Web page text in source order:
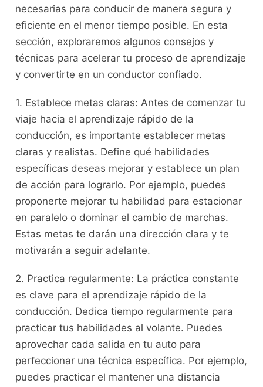
necesarias ⁤para conducir‌ de manera segura y​
eficiente en el menor⁤ tiempo posible. En esta
sección, exploraremos algunos consejos y
técnicas para acelerar ‌tu proceso de aprendizaje
y convertirte en⁢ un ‌conductor confiado.
1. Establece⁢ metas claras: ‌Antes de comenzar tu
viaje hacia el‌ aprendizaje rápido de la
conducción, es importante establecer metas
claras y realistas. Define​ qué habilidades⁣
específicas deseas mejorar y establece un plan
de ⁤acción para lograrlo. ⁢Por ejemplo, puedes
proponerte mejorar tu habilidad para estacionar
en paralelo o ⁣dominar el cambio de marchas.
‌Estas metas​ te darán una ‌dirección clara y te
motivarán⁤ a seguir adelante.
2. Practica⁣ regularmente: La práctica constante
es clave para el​ aprendizaje​ rápido⁢ de la⁣
conducción. Dedica tiempo regularmente⁤ para
practicar tus habilidades al volante. Puedes
aprovechar cada salida en tu auto‍ para
perfeccionar una técnica ⁤específica. Por ejemplo,
puedes practicar el mantener una distancia